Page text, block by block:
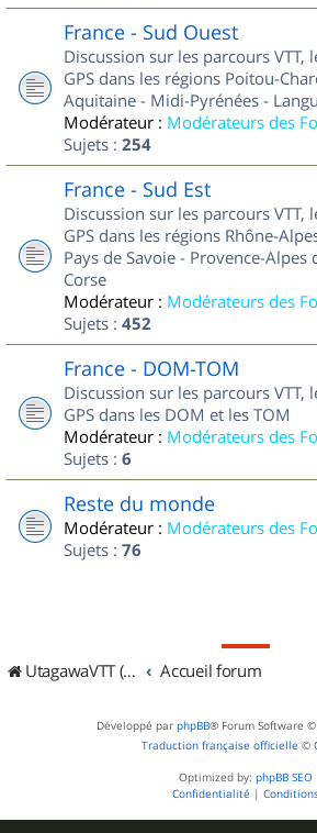
France - Sud Ouest
Discussion sur les parcours VTT,
GPS dans les régions Poitou-
Aquitaine - Midi-Pyrénées -
Modérateur : Modérateurs des
Sujets : 254
France - Sud Est
Discussion sur les parcours VTT,
GPS dans les régions Rhône-
Pays de Savoie - Provence-Alpes
Corse
Modérateur : Modérateurs des
Sujets : 452
France - DOM-TOM
Discussion sur les parcours VTT,
GPS dans les DOM et les TOM
Modérateur : Modérateurs des
Sujets : 6
Reste du monde
Modérateur : Modérateurs des
Sujets : 76
UtagawaVTT (Randos VTT et VTTAE avec traces GPS) Accueil forum
Développé par phpBB® Forum Software
Traduction française officielle ©
Optimized by: phpBB SEO
Confidentialité |